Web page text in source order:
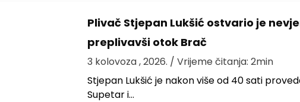
Plivač Stjepan Lukšić ostvario je
preplivavši otok Brač
3 kolovoza , 2026. / Vrijeme čitanja: 2min
St​jepan Lukšić je nakon više od 40 sati
Supetar i…